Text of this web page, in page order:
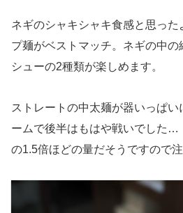
ネギのシャキシャキ食感と思っ
プ麺がベストマッチ。ネギの中
シューの2種類が楽しめます。
ストレートの中太麺が器いっぱい
ームで後半はもはや戦いでした…
の1.5倍ほどの量だそうですので